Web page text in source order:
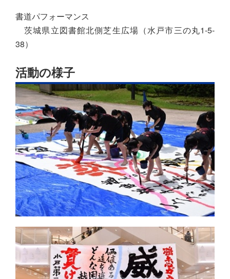
書道パフォーマンス
茨城県立図書館北側芝生広場（水戸市三の丸1-5-
38）
活動の様子